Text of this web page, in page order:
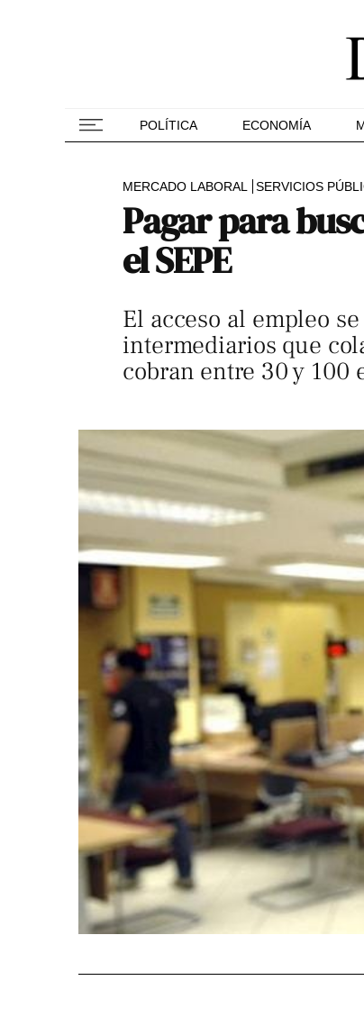
POLÍTICA ECONOMÍA
MERCADO LABORAL SERVICIOS
Pagar para
el SEPE
El acceso al empleo
intermediarios que
cobran entre 30 y 100